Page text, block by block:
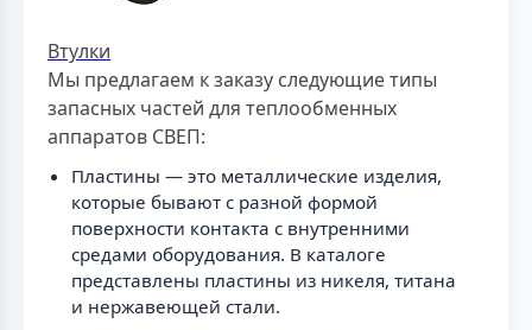
Втулки
Мы предлагаем к заказу следующие типы
запасных частей для теплообменных
аппаратов СВЕП:
Пластины — это металлические изделия,
которые бывают с разной формой
поверхности контакта с внутренними
средами оборудования. В каталоге
представлены пластины из никеля, титана
и нержавеющей стали.